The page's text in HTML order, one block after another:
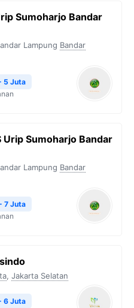
Sumoharjo Bandar
Lampung Bandar
5 Juta
Urip Sumoharjo Bandar
Lampung Bandar
7 Juta
, Jakarta Selatan
6 Juta